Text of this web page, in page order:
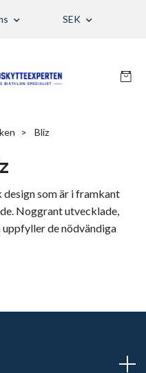
SEK
Bliz
design som är i framkant
Noggrant utvecklade,
de nödvändiga